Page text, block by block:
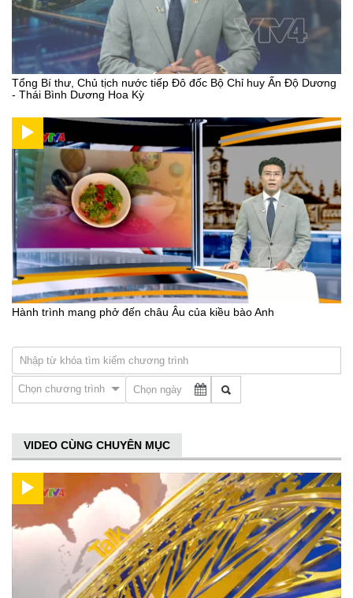
Tổng Bí thư, Chủ tịch nước tiếp Đô đốc Bộ Chỉ huy Ấn Độ Dương
- Thái Bình Dương Hoa Kỳ
Hành trình mang phở đến châu Âu của kiều bào Anh
Chọn chương trình
VIDEO CÙNG CHUYÊN MỤC